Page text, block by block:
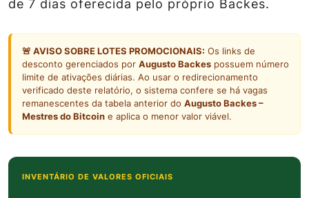
de 7 dias oferecida pelo próprio Backes.
🚨 AVISO SOBRE LOTES PROMOCIONAIS: Os links de
desconto gerenciados por Augusto Backes possuem número
limite de ativações diárias. Ao usar o redirecionamento
verificado deste relatório, o sistema confere se há vagas
remanescentes da tabela anterior do Augusto Backes –
Mestres do Bitcoin e aplica o menor valor viável.
INVENTÁRIO DE VALORES OFICIAIS